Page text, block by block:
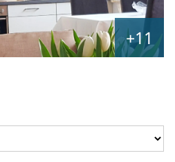
+11